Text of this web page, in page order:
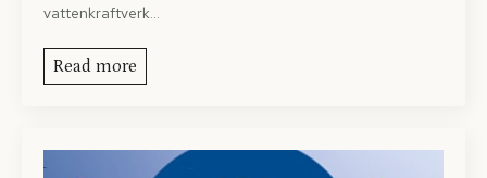
vattenkraftverk…
Read more